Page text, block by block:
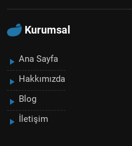
yedek parçalara ulaşın!
Kurumsal
Ana Sayfa
Hakkımızda
Blog
İletişim